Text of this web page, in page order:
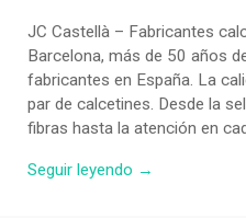
JC Castellà – Fabricantes
Barcelona, más de 50 años
fabricantes en España. La
par de calcetines. Desde la
fibras hasta la atención en
Seguir leyendo →